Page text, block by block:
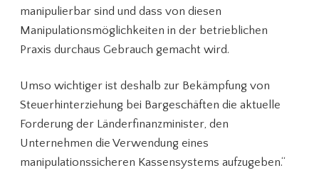
manipulierbar sind und dass von diesen
Manipulationsmöglichkeiten in der betrieblichen
Praxis durchaus Gebrauch gemacht wird.
Umso wichtiger ist deshalb zur Bekämpfung von
Steuerhinterziehung bei Bargeschäften die aktuelle
Forderung der Länderfinanzminister, den
Unternehmen die Verwendung eines
manipulationssicheren Kassensystems aufzugeben.“